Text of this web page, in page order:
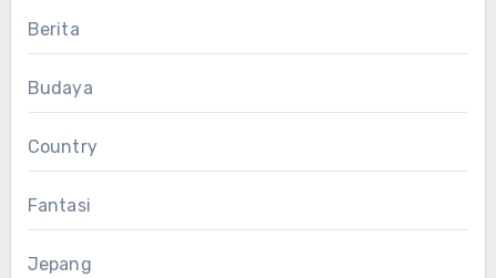
Berita
Budaya
Country
Fantasi
Jepang